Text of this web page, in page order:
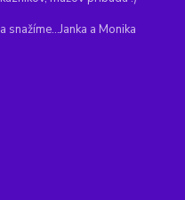
a Monika